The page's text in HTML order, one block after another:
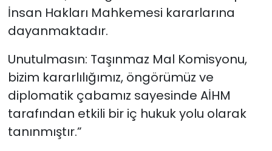
İnsan Hakları Mahkemesi kararlarına
dayanmaktadır.
Unutulmasın: Taşınmaz Mal Komisyonu,
bizim kararlılığımız, öngörümüz ve
diplomatik çabamız sayesinde AİHM
tarafından etkili bir iç hukuk yolu olarak
tanınmıştır.”